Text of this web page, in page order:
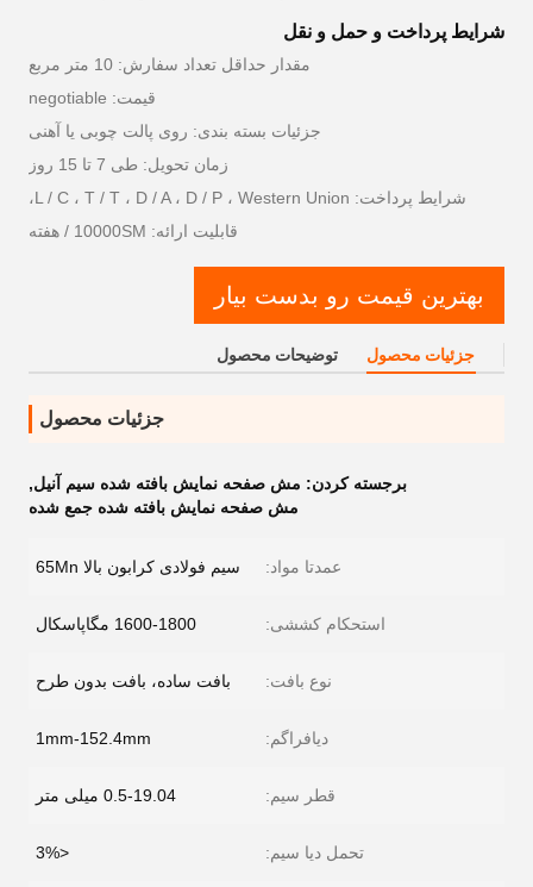
شرایط پرداخت و حمل و نقل
مقدار حداقل تعداد سفارش: 10 متر مربع
قیمت: negotiable
جزئیات بسته بندی: روی پالت چوبی یا آهنی
زمان تحویل: طی 7 تا 15 روز
شرایط پرداخت: L / C ، T / T ، D / A ، D / P ، Western Union،
قابلیت ارائه: 10000SM / هفته
بهترین قیمت رو بدست بیار
جزئیات محصول توضیحات محصول
جزئیات محصول
برجسته کردن: مش صفحه نمایش بافته شده سیم آنیل,
مش صفحه نمایش بافته شده جمع شده
عمدتا مواد: سیم فولادی کرابون بالا 65Mn
استحکام کششی: 1600-1800 مگاپاسکال
نوع بافت: بافت ساده، بافت بدون طرح
دیافراگم: 1mm-152.4mm
قطر سیم: 0.5-19.04 میلی متر
تحمل دیا سیم: <3%